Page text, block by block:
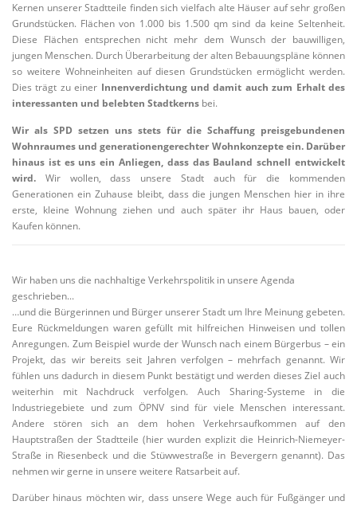
Kernen unserer Stadtteile finden sich vielfach alte Häuser auf sehr großen
Grundstücken. Flächen von 1.000 bis 1.500 qm sind da keine Seltenheit.
Diese Flächen entsprechen nicht mehr dem Wunsch der bauwilligen,
jungen Menschen. Durch Überarbeitung der alten Bebauungspläne können
so weitere Wohneinheiten auf diesen Grundstücken ermöglicht werden.
Dies trägt zu einer Innenverdichtung und damit auch zum Erhalt des
interessanten und belebten Stadtkerns bei.
Wir als SPD setzen uns stets für die Schaffung preisgebundenen
Wohnraumes und generationengerechter Wohnkonzepte ein. Darüber
hinaus ist es uns ein Anliegen, dass das Bauland schnell entwickelt
wird. Wir wollen, dass unsere Stadt auch für die kommenden
Generationen ein Zuhause bleibt, dass die jungen Menschen hier in ihre
erste, kleine Wohnung ziehen und auch später ihr Haus bauen, oder
Kaufen können.
Wir haben uns die nachhaltige Verkehrspolitik in unsere Agenda
geschrieben...
…und die Bürgerinnen und Bürger unserer Stadt um Ihre Meinung gebeten.
Eure Rückmeldungen waren gefüllt mit hilfreichen Hinweisen und tollen
Anregungen. Zum Beispiel wurde der Wunsch nach einem Bürgerbus – ein
Projekt, das wir bereits seit Jahren verfolgen – mehrfach genannt. Wir
fühlen uns dadurch in diesem Punkt bestätigt und werden dieses Ziel auch
weiterhin mit Nachdruck verfolgen. Auch Sharing-Systeme in die
Industriegebiete und zum ÖPNV sind für viele Menschen interessant.
Andere stören sich an dem hohen Verkehrsaufkommen auf den
Hauptstraßen der Stadtteile (hier wurden explizit die Heinrich-Niemeyer-
Straße in Riesenbeck und die Stüwwestraße in Bevergern genannt). Das
nehmen wir gerne in unsere weitere Ratsarbeit auf.
Darüber hinaus möchten wir, dass unsere Wege auch für Fußgänger und